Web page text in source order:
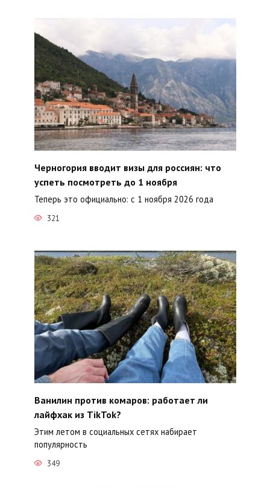
Черногория вводит визы для россиян: что
успеть посмотреть до 1 ноября
Теперь это официально: с 1 ноября 2026 года
321
Ванилин против комаров: работает ли
лайфхак из TikTok?
Этим летом в социальных сетях набирает
популярность
349